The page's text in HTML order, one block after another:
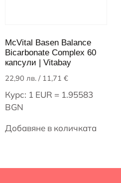
McVital Basen Balance
Bicarbonate Complex 60
капсули | Vitabay
22,90 лв. / 11,71 €
Курс: 1 EUR = 1.95583
BGN
Добавяне в количката